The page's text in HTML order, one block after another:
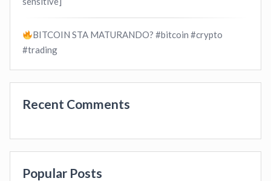
BITCOIN STA MATURANDO? #bitcoin #crypto
#trading
Recent Comments
Popular Posts